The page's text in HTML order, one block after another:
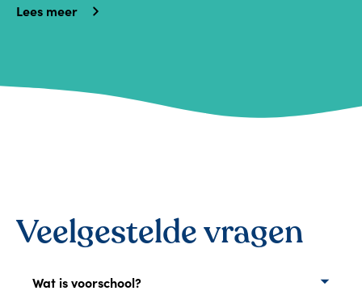
Lees meer
Veelgestelde vragen
Wat is voorschool?